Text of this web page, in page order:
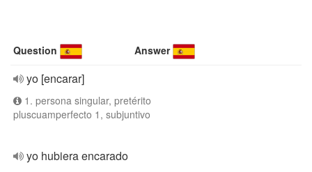
Question Answer
yo [encarar]
1. persona singular, pretérito
pluscuamperfecto 1, subjuntivo
yo hubiera encarado